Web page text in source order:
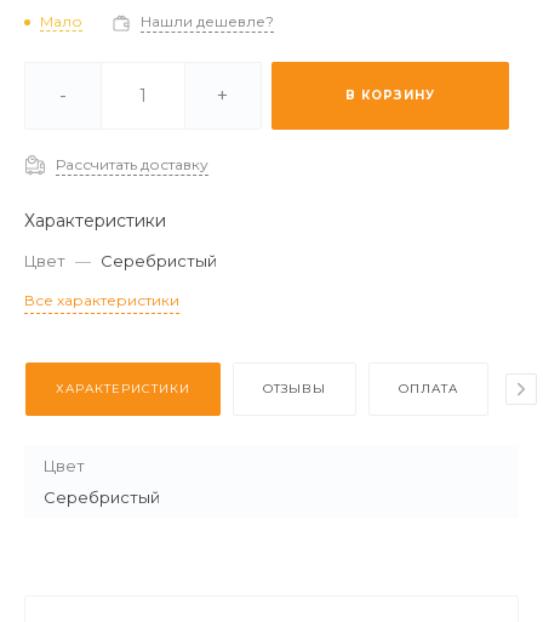
Мало Нашли дешевле?
- + В КОРЗИНУ
Рассчитать доставку
Характеристики
Цвет — Серебристый
Все характеристики
ХАРАКТЕРИСТИКИ ОТЗЫВЫ ОПЛАТА
Цвет
Серебристый